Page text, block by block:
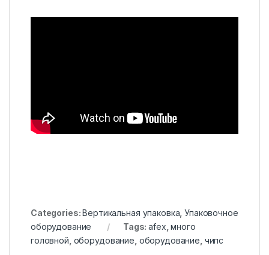
Categories:Вертикальная упаковка ,Упаковочное
оборудование
Tags:afex ,много
головной оборудование оборудование чипс